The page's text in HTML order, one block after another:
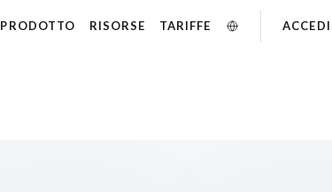
PRODOTTO RISORSE TARIFFE ACCEDI